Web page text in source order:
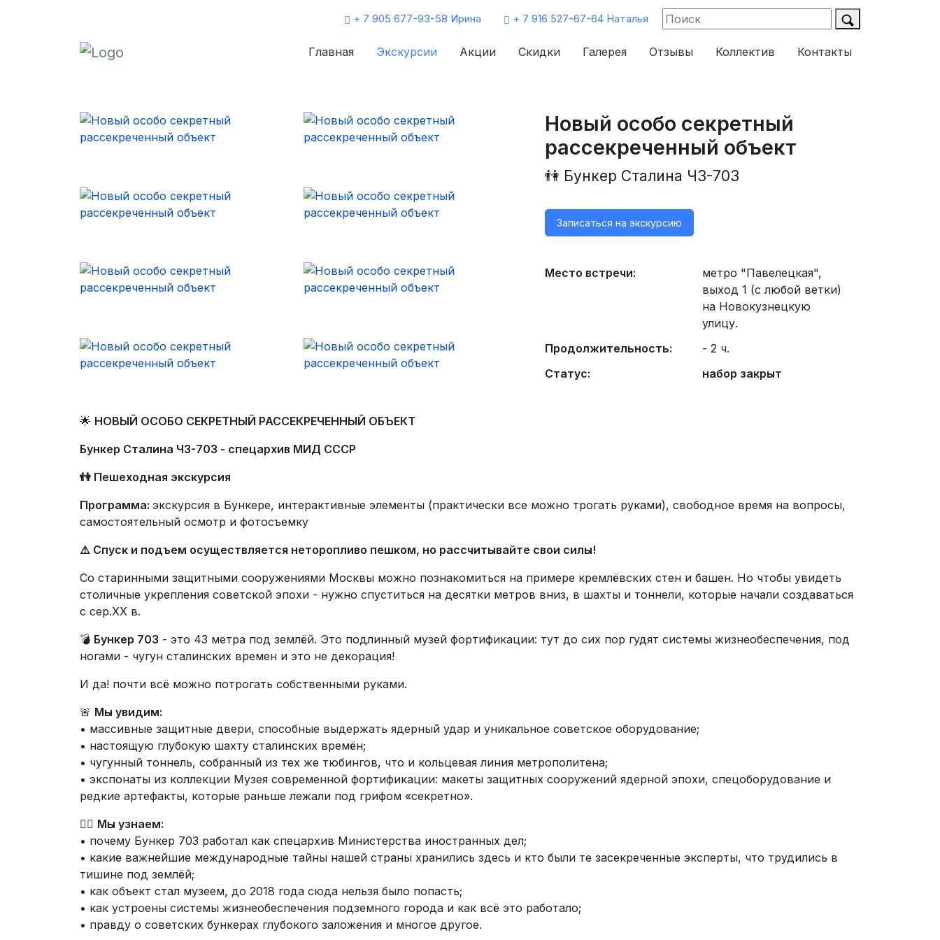
+ 7 905 677-93-58 Ирина + 7 916 527-67-64 Наталья
Главная Экскурсии Акции Скидки Галерея Отзывы Коллектив Контакты
Новый особо секретный
рассекреченный объект
👫 Бункер Сталина ЧЗ-703
Записаться на экскурсию
Место встречи:
метро "Павелецкая",
выход 1 (с любой ветки)
на Новокузнецкую
улицу.
Продолжительность:
- 2 ч.
Статус:
набор закрыт
🌟 НОВЫЙ ОСОБО СЕКРЕТНЫЙ РАССЕКРЕЧЕННЫЙ ОБЪЕКТ
Бункер Сталина ЧЗ-703 - спецархив МИД СССР
👫 Пешеходная экскурсия
Программа: экскурсия в Бункере, интерактивные элементы (практически все можно трогать руками), свободное время на вопросы,
самостоятельный осмотр и фотосъемку
⚠️ Спуск и подъем осуществляется неторопливо пешком, но рассчитывайте свои силы!
Со старинными защитными сооружениями Москвы можно познакомиться на примере кремлёвских стен и башен. Но чтобы увидеть
столичные укрепления советской эпохи - нужно спуститься на десятки метров вниз, в шахты и тоннели, которые начали создаваться
с сер.XX в.
💣 Бункер 703 - это 43 метра под землёй. Это подлинный музей фортификации: тут до сих пор гудят системы жизнеобеспечения, под
ногами - чугун сталинских времен и это не декорация!
И да! почти всё можно потрогать собственными руками.
🚨 Мы увидим:
• массивные защитные двери, способные выдержать ядерный удар и уникальное советское оборудование;
• настоящую глубокую шахту сталинских времён;
• чугунный тоннель, собранный из тех же тюбингов, что и кольцевая линия метрополитена;
• экспонаты из коллекции Музея современной фортификации: макеты защитных сооружений ядерной эпохи, спецоборудование и
редкие артефакты, которые раньше лежали под грифом «секретно».
🧑‍✈ Мы узнаем:
• почему Бункер 703 работал как спецархив Министерства иностранных дел;
• какие важнейшие международные тайны нашей страны хранились здесь и кто были те засекреченные эксперты, что трудились в
тишине под землёй;
• как объект стал музеем, до 2018 года сюда нельзя было попасть;
• как устроены системы жизнеобеспечения подземного города и как всё это работало;
• правду о советских бункерах глубокого заложения и многое другое.